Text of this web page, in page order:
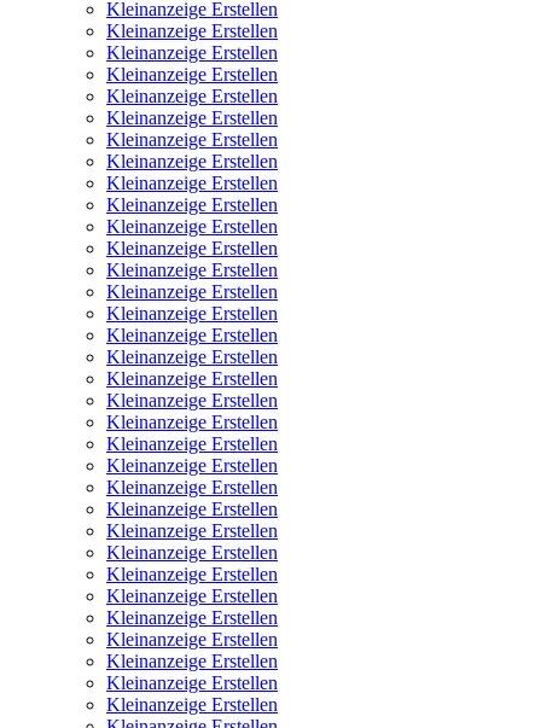
Kleinanzeige Erstellen
Kleinanzeige Erstellen
Kleinanzeige Erstellen
Kleinanzeige Erstellen
Kleinanzeige Erstellen
Kleinanzeige Erstellen
Kleinanzeige Erstellen
Kleinanzeige Erstellen
Kleinanzeige Erstellen
Kleinanzeige Erstellen
Kleinanzeige Erstellen
Kleinanzeige Erstellen
Kleinanzeige Erstellen
Kleinanzeige Erstellen
Kleinanzeige Erstellen
Kleinanzeige Erstellen
Kleinanzeige Erstellen
Kleinanzeige Erstellen
Kleinanzeige Erstellen
Kleinanzeige Erstellen
Kleinanzeige Erstellen
Kleinanzeige Erstellen
Kleinanzeige Erstellen
Kleinanzeige Erstellen
Kleinanzeige Erstellen
Kleinanzeige Erstellen
Kleinanzeige Erstellen
Kleinanzeige Erstellen
Kleinanzeige Erstellen
Kleinanzeige Erstellen
Kleinanzeige Erstellen
Kleinanzeige Erstellen
Kleinanzeige Erstellen